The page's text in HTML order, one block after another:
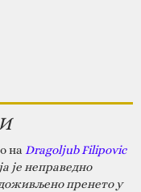
на Dragoljub Filipovic
је неправедно
пренето у